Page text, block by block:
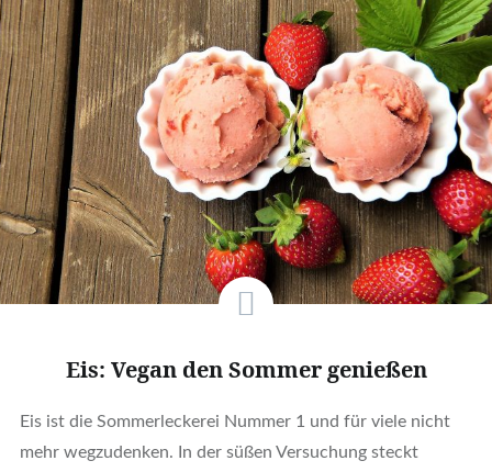
Eis: Vegan den Sommer genießen
Eis ist die Sommerleckerei Nummer 1 und für viele nicht
mehr wegzudenken. In der süßen Versuchung steckt